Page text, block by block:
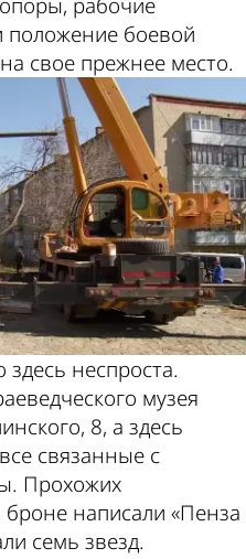
рабочие
положение боевой
свое прежнее место.
здесь неспроста.
музея
8, а здесь
связанные с
Прохожих
написали «Пенза
семь звезд.